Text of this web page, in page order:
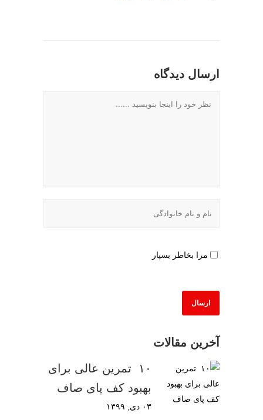
ارسال دیدگاه
مرا بخاطر بسپار
آخرین مقالات
۱۰ تمرین عالی برای
بهبود کف پای صاف
۰۳ دی, ۱۳۹۹